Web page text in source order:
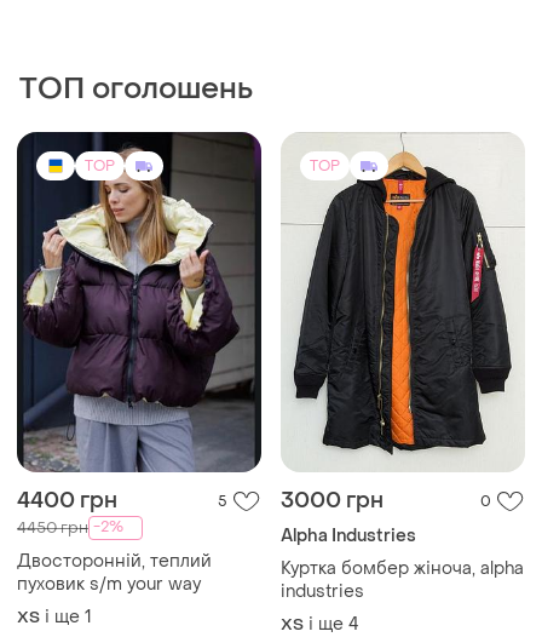
ТОП оголошень
TOP
4400 грн 5
4450 грн -2%
Двосторонній, теплий
пуховик s/m your way
ХS і ще 1
TOP
3000 грн 0
Alpha Industries
Куртка бомбер жіноча, alpha
industries
ХS і ще 4